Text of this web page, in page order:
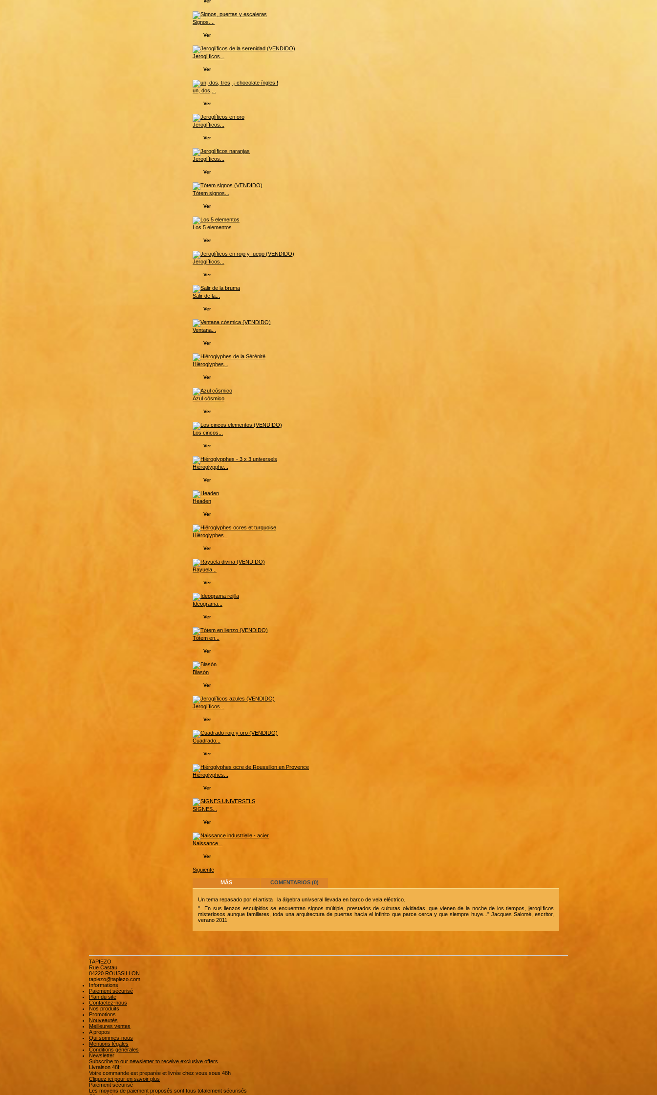
Signos,...
Ver
Jeroglíficos...
Ver
un, dos,...
Ver
Jeroglíficos...
Ver
Jeroglíficos...
Ver
Tótem signos...
Ver
Los 5 elementos
Ver
Jeroglíficos...
Ver
Salir de la...
Ver
Ventana...
Ver
Hiéroglyphes...
Ver
Azul cósmico
Ver
Los cincos...
Ver
Hiéroglypphe...
Ver
Headen
Ver
Hiéroglyphes...
Ver
Rayuela...
Ver
Ideograma...
Ver
Tótem en...
Ver
Blasón
Ver
Jeroglíficos...
Ver
Cuadrado...
Ver
Hiéroglyphes...
Ver
SIGNES...
Ver
Naissance...
Ver
Siguiente
MÁS COMENTARIOS (0)
Un tema repasado por el artista : la álgebra univseral llevada en barco de vela eléctrico.
"...En sus lienzos esculpidos se encuentran signos múltiple, prestados de culturas olvidadas, que vienen de la noche de los tiempos, jeroglíficos
misteriosos aunque familiares, toda una arquitectura de puertas hacia el infinito que parce cerca y que siempre huye..." Jacques Salomé, escritor,
verano 2011
TAPIEZO
Rue Castau
84220 ROUSSILLON
tapiezo@tapiezo.com
Informations
Paiement sécurisé
Plan du site
Contactez-nous
Nos produits
Promotions
Nouveautés
Meilleures ventes
A propos
Qui sommes-nous
Mentions légales
Conditions générales
Newsletter
Subscribe to our newsletter to receive exclusive offers
Livraison 48H
Votre commande est preparée et livrée chez vous sous 48h
Cliquez ici pour en savoir plus
Paiement sécurisé
Les moyens de paiement proposés sont tous totalement sécurisés